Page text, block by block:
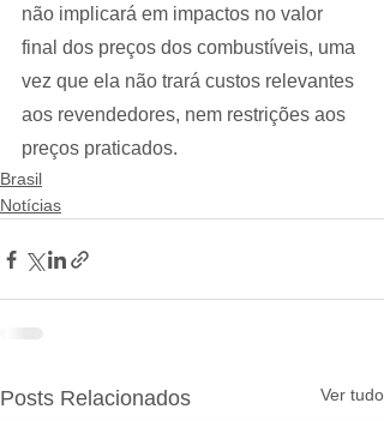
não implicará em impactos no valor
final dos preços dos combustíveis, uma
vez que ela não trará custos relevantes
aos revendedores, nem restrições aos
preços praticados.
Brasil
Notícias
Posts Relacionados Ver tudo